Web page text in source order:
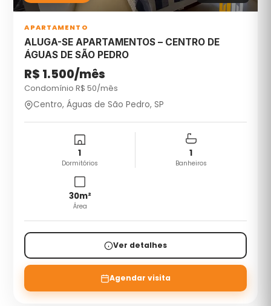
APARTAMENTO
ALUGA-SE APARTAMENTOS – CENTRO DE
ÁGUAS DE SÃO PEDRO
R$ 1.500/mês
Condomínio R$50/mês
Centro, Águas de São Pedro, SP
1
Dormitórios
1
Banheiros
30m²
Área
Ver detalhes
Agendar visita